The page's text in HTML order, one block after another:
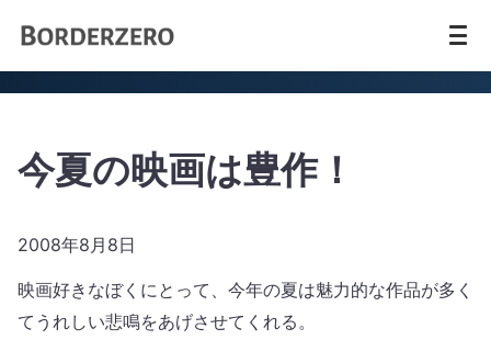
今夏の映画は豊作！
2008年8月8日
映画好きなぼくにとって、今年の夏は魅力的な作品が多く
てうれしい悲鳴をあげさせてくれる。